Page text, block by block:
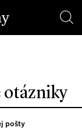
otázniky
pošty